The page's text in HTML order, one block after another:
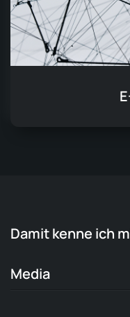
Damit kenne ich
Media